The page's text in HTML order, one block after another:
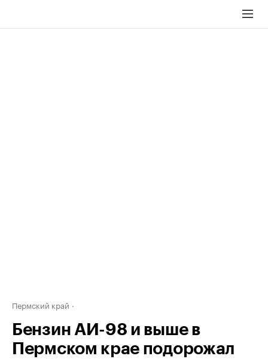
Пермский край
Бензин АИ-98 и выше в
Пермском крае подорожал